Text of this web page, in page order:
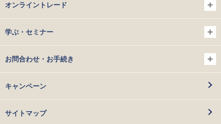
オンライントレード
学ぶ・セミナー
お問合わせ・お手続き
キャンペーン
サイトマップ